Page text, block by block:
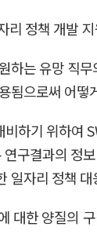
리 정책 개발 지
하는 유망 직
됨으로써 어
하기 위하여
구결과의 정
일자리 정책
대한 양질의